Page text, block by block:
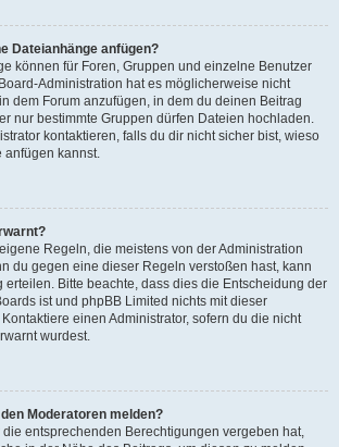
Dateianhänge anfügen?
können für Foren, Gruppen und einzelne Benutzer
Administration hat es möglicherweise nicht
dem Forum anzufügen, in dem du deinen Beitrag
nur bestimmte Gruppen dürfen Dateien hochladen.
kontaktieren, falls du dir nicht sicher bist, wieso
anfügen kannst.
Regeln, die meistens von der Administration
du gegen eine dieser Regeln verstoßen hast, kann
erteilen. Bitte beachte, dass dies die Entscheidung der
ist und phpBB Limited nichts mit dieser
einen Administrator, sofern du die nicht
wurdest.
Moderatoren melden?
entsprechenden Berechtigungen vergeben hat,